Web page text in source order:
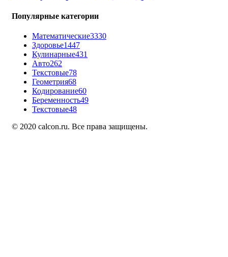
Популярные категории
Математические3330
Здоровье1447
Кулинарные431
Авто262
Текстовые78
Геометрия68
Кодирование60
Беременность49
Текстовые48
© 2020 calcon.ru. Все права защищены.